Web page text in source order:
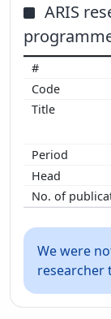
ARIS
We were
researcher